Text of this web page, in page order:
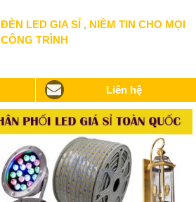
ĐÈN LED GIA SỈ , NIỀM TIN CHO MỌI
CÔNG TRÌNH
Liên hệ